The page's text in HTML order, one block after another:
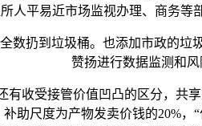
人平易近市场监视办理、商务等
扔到垃圾桶。也添加市政的垃
赞扬进行数据监测和风
受接管价值凹凸的区分，共享
助尺度为产物发卖价钱的20%